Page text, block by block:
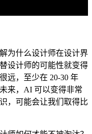
为什么设计师在设计界
设计师的可能性就变得
远，至少在 20-30 年
来，AI 可以变得非常
，可能会让我们取得比